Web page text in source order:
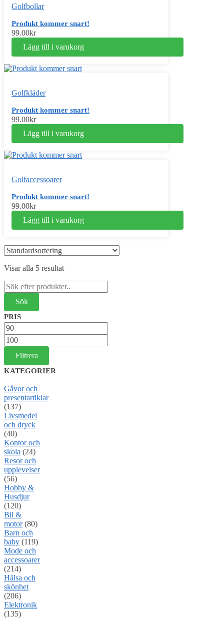
Golfbollar
Produkt kommer snart!
99.00kr
Lägg till i varukorg
Golfkläder
Produkt kommer snart!
99.00kr
Lägg till i varukorg
Golfaccessoarer
Produkt kommer snart!
99.00kr
Lägg till i varukorg
Visar alla 5 resultat
Sök
efter:
PRIS
Min
pris
Max
pris
Filtrera
KATEGORIER
Gåvor och
presentartiklar
(137)
Livsmedel
och dryck
(40)
Kontor och
skola (24)
Resor och
upplevelser
(56)
Hobby &
Husdjur
(120)
Bil &
motor (80)
Barn och
baby (119)
Mode och
accessoarer
(214)
Hälsa och
skönhet
(206)
Elektronik
(135)